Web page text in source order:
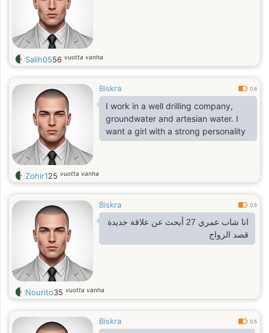
Salih0556 vuotta vanha
Biskra 0.6
I work in a well drilling company,
groundwater and artesian water. I
want a girl with a strong personality
Zohir125 vuotta vanha
Biskra 0.5
انا شاب عمري 27 أبحث عن علاقة جديدة
قصد الزواج
Nourito35 vuotta vanha
Biskra 0.5